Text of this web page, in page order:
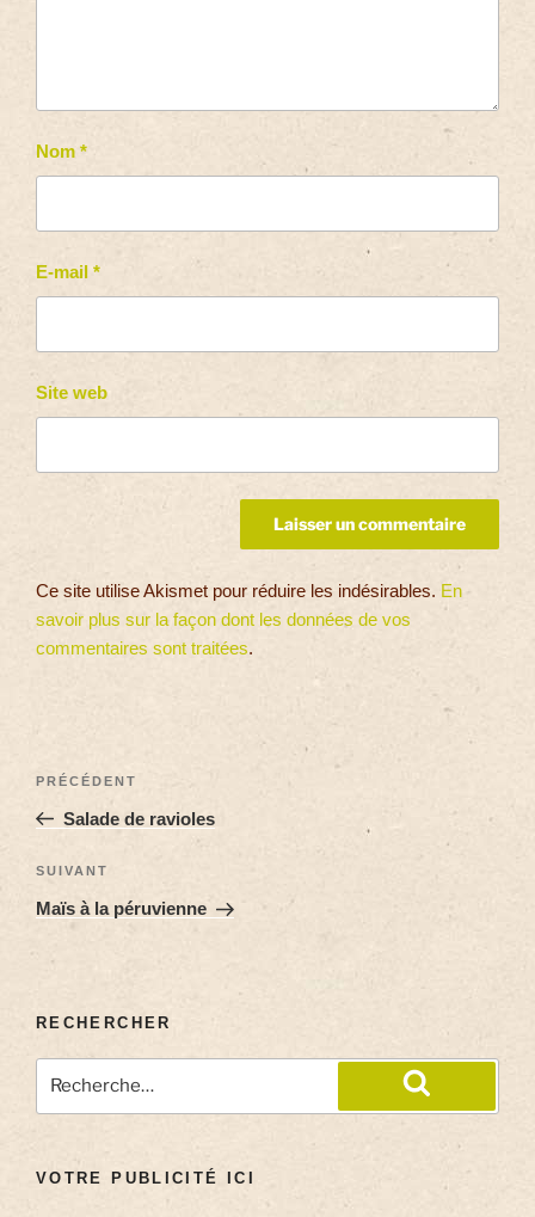
Nom *
E-mail *
Site web
Ce site utilise Akismet pour réduire les indésirables. En
savoir plus sur la façon dont les données de vos
commentaires sont traitées.
PRÉCÉDENT
Salade de ravioles
SUIVANT
Maïs à la péruvienne
RECHERCHER
VOTRE PUBLICITÉ ICI